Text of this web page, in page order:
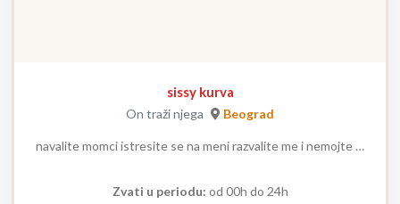
sissy kurva
On traži njega Beograd
navalite momci istresite se na meni razvalite me i nemojte …
Zvati u periodu: od 00h do 24h